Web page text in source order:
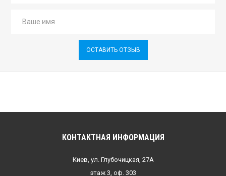
ОСТАВИТЬ ОТЗЫВ
КОНТАКТНАЯ ИНФОРМАЦИЯ
Киев, ул. Глубочицкая, 27А
этаж 3, оф. 303